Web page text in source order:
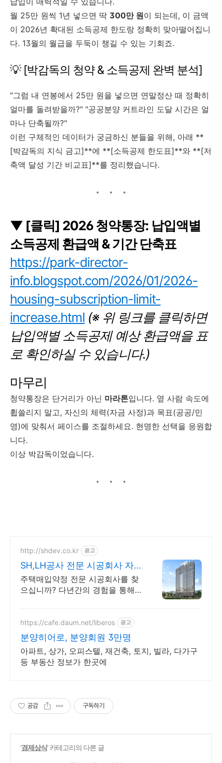
월 25만 원씩 1년 넣으면 딱 300만 원이 되는데, 이 금액
이 2026년 확대된 소득공제 한도랑 정확히 맞아떨어집니
다. 13월의 월급을 두둑이 챙길 수 있는 기회죠.
💡 [박감독의 청약 & 소득공제 완벽 분석]
"그럼 내 연봉에서 25만 원을 넣으면 연말정산 때 정확히
얼마를 돌려받을까?" "공공분양 커트라인 도달 시간은 얼
마나 단축될까?"
이런 구체적인 데이터가 궁금하신 분들을 위해, 아래 **
[박감독의 지식 금고]**에 **[소득공제 한도표]**와 **[저
축액 달성 기간 비교표]**를 정리했습니다.
▼ [클릭] 2026 청약통장: 납입액별
소득공제 환급액 & 기간 단축표
https://park-director-
info.blogspot.com/2026/01/2026-
housing-subscription-limit-
increase.html (※ 위 링크를 클릭하면
납입액별 소득공제 예상 환급액을 표
로 확인하실 수 있습니다.)
마무리
청약통장은 단거리가 아닌 마라톤입니다. 옆 사람 속도에
휩쓸리지 말고, 자신의 체력(자금 사정)과 목표(공공/민
영)에 맞춰서 페이스를 조절하세요. 현명한 선택을 응원합
니다.
이상 박감독이었습니다.
http://shdev.co.kr 광고
SH,LH공사 전문 시공회사 자
체적인 품질점검 실시
주택매입약정 전문 시공회사를 찾
으십니까? 다년간의 경험을 통해
https://cafe.daum.net/liberos 광고
분양히어로, 분양회원 3만명
아파트, 상가, 오피스텔, 재건축, 토지, 빌라, 다가구
등 부동산 정보가 한곳에
공감 구독하기
'경제상식' 카테고리의 다른 글